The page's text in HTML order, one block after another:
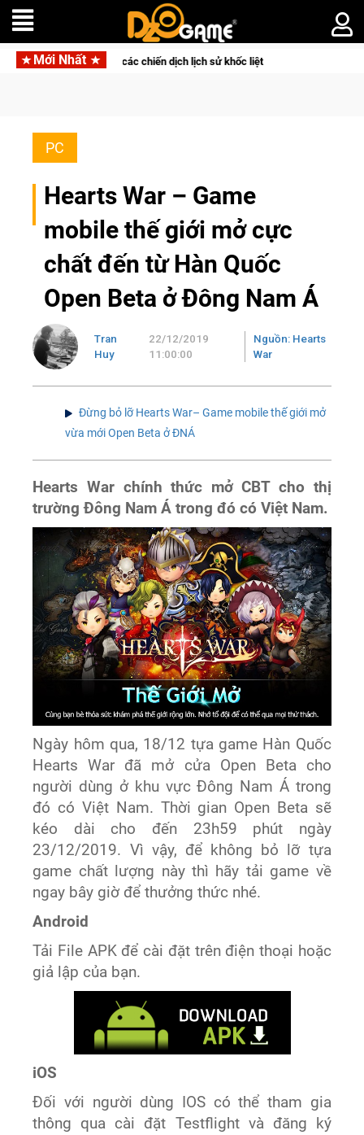
Mới Nhất
bạn vào các chiến dịch lịch sử khốc liệt
PC
Hearts War – Game
mobile thế giới mở cực
chất đến từ Hàn Quốc
Open Beta ở Đông Nam Á
Tran
Huy
22/12/2019
11:00:00
Nguồn: Hearts
War
Đừng bỏ lỡ Hearts War– Game mobile thế giới mở
vừa mới Open Beta ở ĐNÁ
Hearts War chính thức mở CBT cho thị
trường Đông Nam Á trong đó có Việt Nam.
Ngày hôm qua, 18/12 tựa game Hàn Quốc
Hearts War đã mở cửa Open Beta cho
người dùng ở khu vực Đông Nam Á trong
đó có Việt Nam. Thời gian Open Beta sẽ
kéo dài cho đến 23h59 phút ngày
23/12/2019. Vì vậy, để không bỏ lỡ tựa
game chất lượng này thì hãy tải game về
ngay bây giờ để thưởng thức nhé.
Android
Tải File APK để cài đặt trên điện thoại hoặc
giả lập của bạn.
iOS
Đối với người dùng IOS có thể tham gia
thông qua cài đặt Testflight và đăng ký